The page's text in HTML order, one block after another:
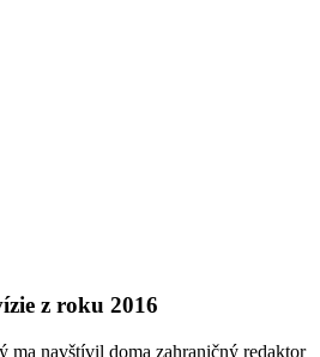
z roku 2016
navštívil doma zahraničný redaktor